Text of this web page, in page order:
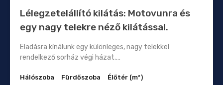
Lélegzetelállító kilátás: Motovunra és
egy nagy telekre néző kilátással.
Eladásra kínálunk egy különleges, nagy telekkel
rendelkező sorház végi házat.…
Hálószoba
Fürdőszoba
Élőtér (m²)